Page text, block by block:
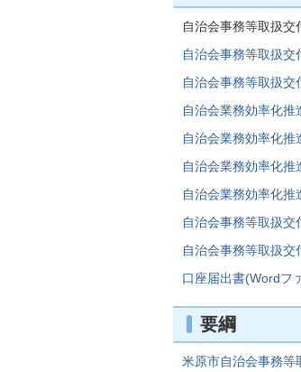
自治会事務等取扱交
自治会事務等取扱
自治会事務等取扱
自治会業務効率化
自治会業務効率化
自治会業務効率化
自治会業務効率化
自治会事務等取扱
自治会事務等取扱
口座届出書(Wordフ
要綱
米原市自治会事務等